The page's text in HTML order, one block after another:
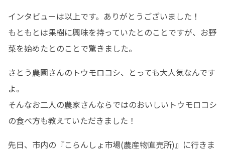
インタビューは以上です。ありがとうございました！
もともとは果樹に興味を持っていたとのことですが、お野
菜を始めたとのことで驚きました。
さとう農園さんのトウモロコシ、とっても大人気なんです
よ。
そんなお二人の農家さんならではのおいしいトウモロコシ
の食べ方も教えていただきました！
先日、市内の『こらんしょ市場(農産物直売所)』に行きま